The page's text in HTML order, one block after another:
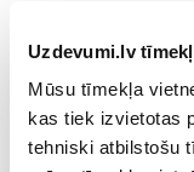
Uzdevumi.lv
Mūsu tīmekļa
kas tiek izvietotas
tehniski atbilstošu
0,01